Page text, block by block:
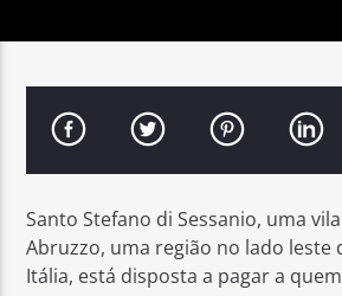
FAIXA ATUAL
AGARRADINHO EM VOCÊ
JORGE AMADO
Santo Stefano di Sessanio, uma
Abruzzo, uma região no lado leste
Itália, está disposta a pagar a